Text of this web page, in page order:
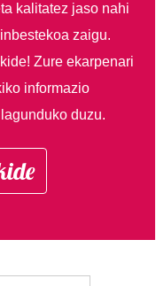
kalitatez jaso nahi
zaigu.
Zure ekarpenari
informazio
duzu.